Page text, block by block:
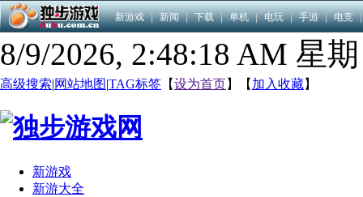
新游戏 | 新闻 | 下载 | 单机 | 电玩 | 手游 | 电竞 |
8/9/2026, 2:48:19 AM 星
高级搜索|网站地图|TAG标签 【设为首页】【 加入收藏】
新游戏
新游大全